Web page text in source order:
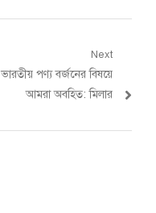
Next
Next
ভারতীয় পণ্য বর্জনের বিষয়ে
আমরা অবহিত: মিলার